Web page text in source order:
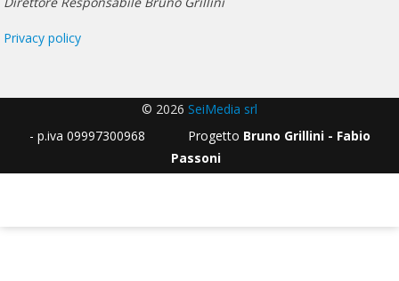
Privacy policy
© 2026 SeiMedia srl
- p.iva 09997300968 Progetto Bruno Grillini - Fabio
Passoni